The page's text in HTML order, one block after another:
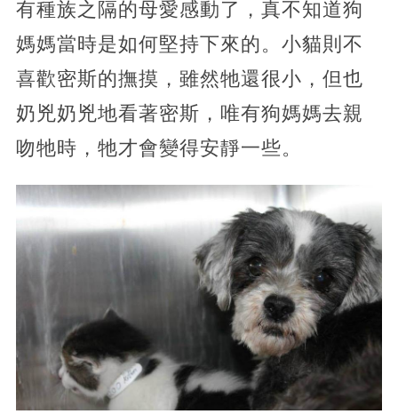
有種族之隔的母愛感動了，真不知道狗
媽媽當時是如何堅持下來的。小貓則不
喜歡密斯的撫摸，雖然牠還很小，但也
奶兇奶兇地看著密斯，唯有狗媽媽去親
吻牠時，牠才會變得安靜一些。